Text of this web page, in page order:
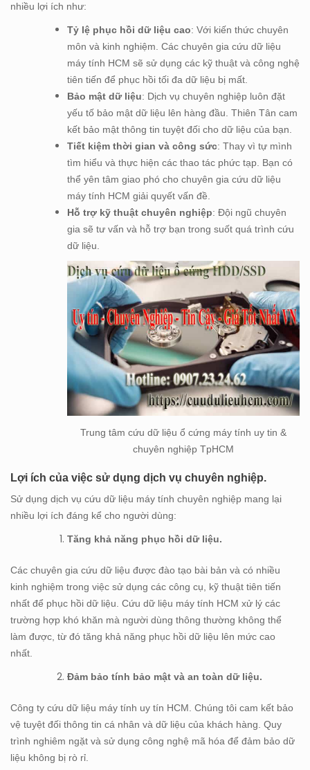
nhiều lợi ích như:
Tỷ lệ phục hồi dữ liệu cao: Với kiến thức chuyên
môn và kinh nghiệm. Các chuyên gia cứu dữ liệu
máy tính HCM sẽ sử dụng các kỹ thuật và công nghệ
tiên tiến để phục hồi tối đa dữ liệu bị mất.
Bảo mật dữ liệu: Dịch vụ chuyên nghiệp luôn đặt
yếu tố bảo mật dữ liệu lên hàng đầu. Thiên Tân cam
kết bảo mật thông tin tuyệt đối cho dữ liệu của bạn.
Tiết kiệm thời gian và công sức: Thay vì tự mình
tìm hiểu và thực hiện các thao tác phức tạp. Bạn có
thể yên tâm giao phó cho chuyên gia cứu dữ liệu
máy tính HCM giải quyết vấn đề.
Hỗ trợ kỹ thuật chuyên nghiệp: Đội ngũ chuyên
gia sẽ tư vấn và hỗ trợ bạn trong suốt quá trình cứu
dữ liệu.
Trung tâm cứu dữ liệu ổ cứng máy tính uy tin &
chuyên nghiệp TpHCM
Lợi ích của việc sử dụng dịch vụ chuyên nghiệp.
Sử dụng dịch vụ cứu dữ liệu máy tính chuyên nghiệp mang lại
nhiều lợi ích đáng kể cho người dùng:
Tăng khả năng phục hồi dữ liệu.
Các chuyên gia cứu dữ liệu được đào tạo bài bản và có nhiều
kinh nghiệm trong việc sử dụng các công cụ, kỹ thuật tiên tiến
nhất để phục hồi dữ liệu. Cứu dữ liệu máy tính HCM xử lý các
trường hợp khó khăn mà người dùng thông thường không thể
làm được, từ đó tăng khả năng phục hồi dữ liệu lên mức cao
nhất.
Đảm bảo tính bảo mật và an toàn dữ liệu.
Công ty cứu dữ liệu máy tính uy tín HCM. Chúng tôi cam kết bảo
vệ tuyệt đối thông tin cá nhân và dữ liệu của khách hàng. Quy
trình nghiêm ngặt và sử dụng công nghệ mã hóa để đảm bảo dữ
liệu không bị rò rỉ.